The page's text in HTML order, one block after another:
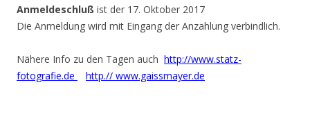
Anmeldeschluß ist der 17. Oktober 2017
Die Anmeldung wird mit Eingang der Anzahlung verbindlich.
Nähere Info zu den Tagen auch http://www.statz-
fotografie.de
http.// www.gaissmayer.de